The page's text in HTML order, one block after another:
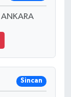
Sincan